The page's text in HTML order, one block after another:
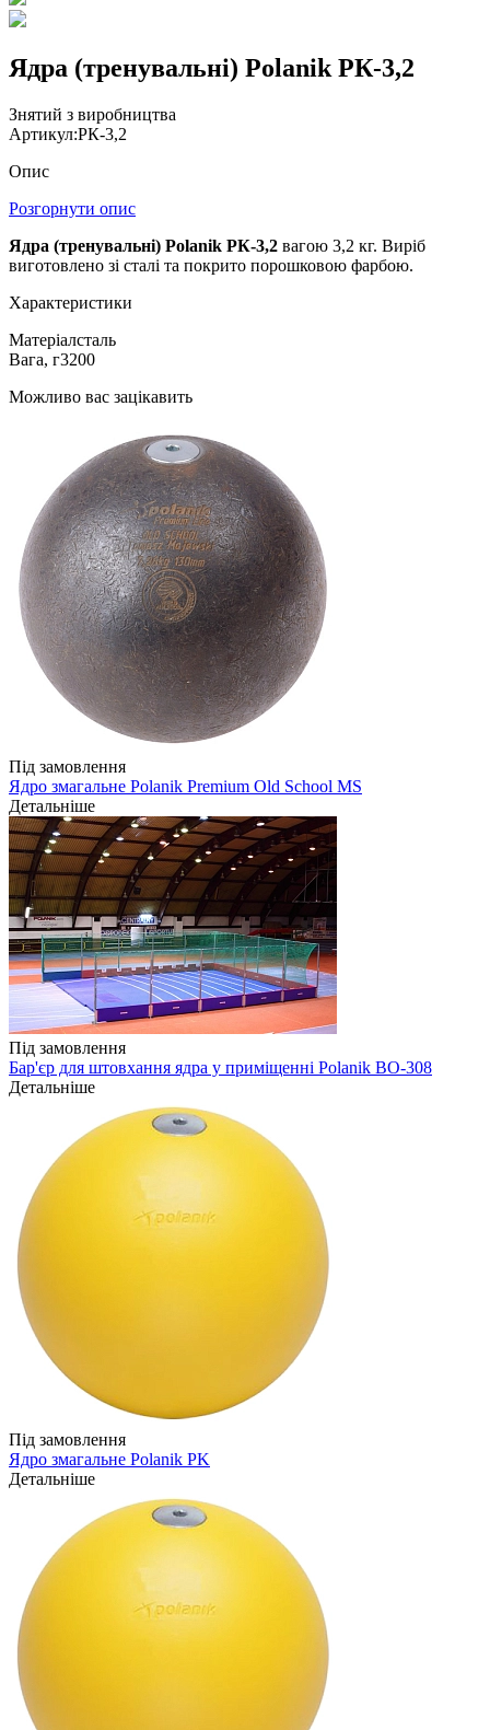
Ядра (тренувальні) Polanik РК-3,2
Знятий з виробництва
Артикул:РК-3,2
Опис
Розгорнути опис
Ядра (тренувальні) Polanik РК-3,2 вагою 3,2 кг. Виріб
виготовлено зі сталі та покрито порошковою фарбою.
Характеристики
Матеріалсталь
Вага, г3200
Можливо вас зацікавить
Під замовлення
Ядро змагальне Polanik Premium Old School MS
Детальніше
Під замовлення
Бар'єр для штовхання ядра у приміщенні Polanik BO-308
Детальніше
Під замовлення
Ядро змагальне Polanik PK
Детальніше